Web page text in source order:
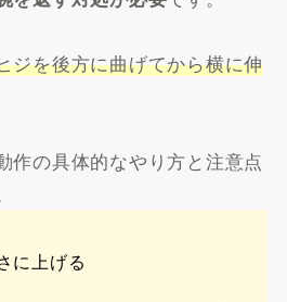
ジを後方に曲げてから横に伸
作の具体的なやり方と注意点
に上げる